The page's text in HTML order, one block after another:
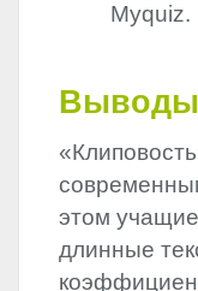
Myquiz.
Выводы
этом
длинные